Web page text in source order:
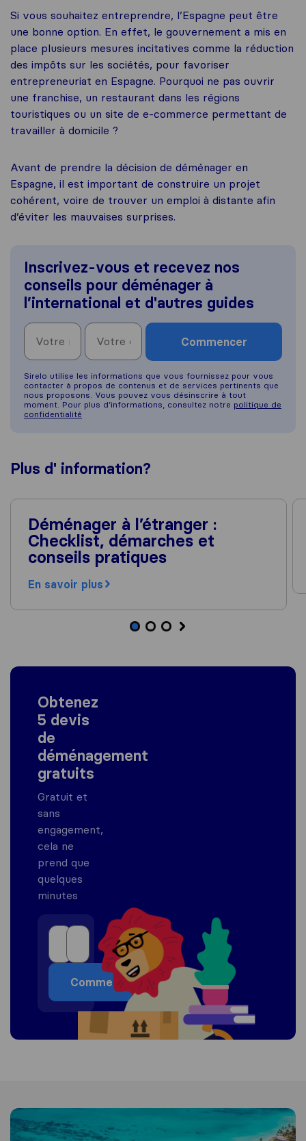
Si vous souhaitez entreprendre, l’Espagne peut être
une bonne option. En effet, le gouvernement a mis en
place plusieurs mesures incitatives comme la réduction
des impôts sur les sociétés, pour favoriser
entrepreneuriat en Espagne. Pourquoi ne pas ouvrir
une franchise, un restaurant dans les régions
touristiques ou un site de e-commerce permettant de
travailler à domicile ?
Avant de prendre la décision de déménager en
Espagne, il est important de construire un projet
cohérent, voire de trouver un emploi à distante afin
d’éviter les mauvaises surprises.
Inscrivez-vous et recevez nos
conseils pour déménager à
l’international et d'autres guides
Commencer
Sirelo utilise les informations que vous fournissez pour vous
contacter à propos de contenus et de services pertinents que
nous proposons. Vous pouvez vous désinscrire à tout
moment. Pour plus d’informations, consultez notre politique de
confidentialité
Informations sur l'Espagne
Plus d' information?
Déménager à l’étranger :
Checklist, démarches et
conseils pratiques
En savoir plus
Obtenez
5 devis
de
déménagement
gratuits
Gratuit et
sans
engagement,
cela ne
prend que
quelques
minutes
Commencer